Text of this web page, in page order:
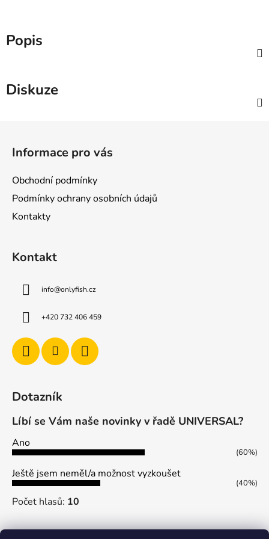
Popis
Diskuze
Informace pro vás
Obchodní podmínky
Podmínky ochrany osobních údajů
Kontakty
Kontakt
info@onlyfish.cz
+420 732 406 459
Dotazník
Líbí se Vám naše novinky v řadě UNIVERSAL?
Ano
(60%)
Ještě jsem neměl/a možnost vyzkoušet
(40%)
Počet hlasů: 10